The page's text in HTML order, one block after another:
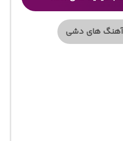
آهنگ های دشی